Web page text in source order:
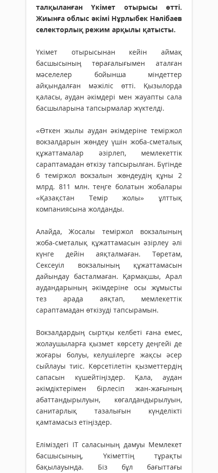
талқыланған Үкімет отырысы өтті.
Жиынға облыс әкімі Нұрлыбек Нәлібаев
селекторлық режим арқылы қатысты.
Үкімет отырысынан кейін аймақ
басшысының төрағалығымен аталған
мәселелер бойынша міндеттер
айқындалған мәжіліс өтті. Қызылорда
қаласы, аудан әкімдері мен жауапты сала
басшыларына тапсырмалар жүктелді.
«Өткен жылы аудан әкімдеріне теміржол
вокзалдарын жөндеу үшін жоба-сметалық
құжаттамалар әзірлеп, мемлекеттік
сараптамадан өткізу тапсырылған. Бүгінде
6 теміржол вокзалын жөндеудің құны 2
млрд. 811 млн. теңге болатын жобалары
«Қазақстан Темір жолы» ұлттық
компаниясына жолданды.
Алайда, Жосалы теміржол вокзалының
жоба-сметалық құжаттамасын әзірлеу әлі
күнге дейін аяқталмаған. Төретам,
Сексеуіл вокзалының құжаттамасын
дайындау басталмаған. Қармақшы, Арал
аудандарының әкімдеріне осы жұмысты
тез арада аяқтап, мемлекеттік
сараптамадан өткізуді тапсырамын.
Вокзалдардың сыртқы келбеті ғана емес,
жолаушыларға қызмет көрсету деңгейі де
жоғары болуы, келушілерге жақсы әсер
сыйлауы тиіс. Көрсетілетін қызметтердің
сапасын күшейтіңіздер. Қала, аудан
әкімдіктерімен бірлесіп жан-жағының
абаттандырылуын, көгалдандырылуын,
санитарлық тазалығын күнделікті
қамтамасыз етіңіздер.
Еліміздегі ІТ саласының дамуы Мемлекет
басшысының, Үкіметтің тұрақты
бақылауында. Біз бұл бағыттағы